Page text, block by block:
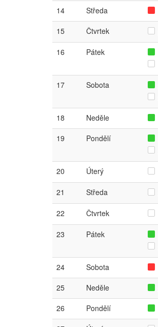
14
Středa
15
Čtvrtek
16
Pátek
17
Sobota
18
Neděle
19
Pondělí
20
Úterý
21
Středa
22
Čtvrtek
23
Pátek
24
Sobota
25
Neděle
26
Pondělí